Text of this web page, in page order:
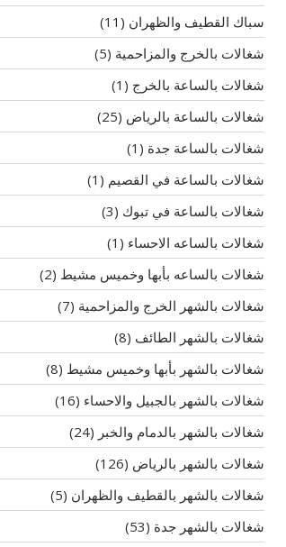
سباك القطيف والظهران (11)
شغالات بالخرج والمزاحمية (5)
شغالات بالساعة بالخرج (1)
شغالات بالساعة بالرياض (25)
شغالات بالساعة جدة (1)
شغالات بالساعة في القصيم (1)
شغالات بالساعة في تبوك (3)
شغالات بالساعه الاحساء (1)
شغالات بالساعه بأبها وخميس مشيط (2)
شغالات بالشهر الخرج والمزاحمية (7)
شغالات بالشهر الطائف (8)
شغالات بالشهر بأبها وخميس مشيط (8)
شغالات بالشهر بالجبيل والاحساء (16)
شغالات بالشهر بالدمام والخبر (24)
شغالات بالشهر بالرياض (126)
شغالات بالشهر بالقطيف والظهران (5)
شغالات بالشهر جدة (53)